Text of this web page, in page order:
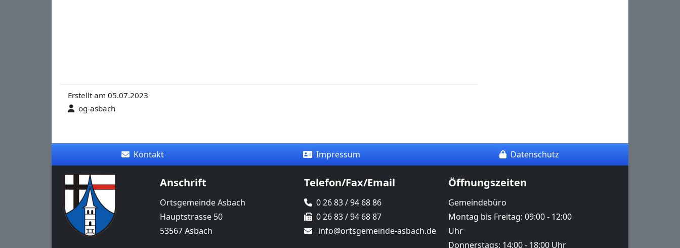
Erstellt am 05.07.2023
og-asbach
Kontakt Impressum Datenschutz
Anschrift
Ortsgemeinde Asbach
Hauptstrasse 50
53567 Asbach
Telefon/Fax/Email
0 26 83 / 94 68 86
0 26 83 / 94 68 87
info@ortsgemeinde-asbach.de
Öffnungszeiten
Gemeindebüro
Montag bis Freitag: 09:00 - 12:00
Uhr
Donnerstags: 14:00 - 18:00 Uhr